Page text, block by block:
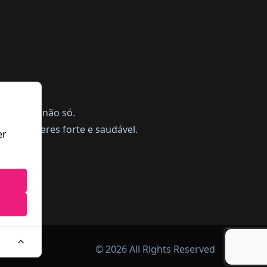
mas não só.
te manteres forte e saudável.
© 2026 All Rights Reserved